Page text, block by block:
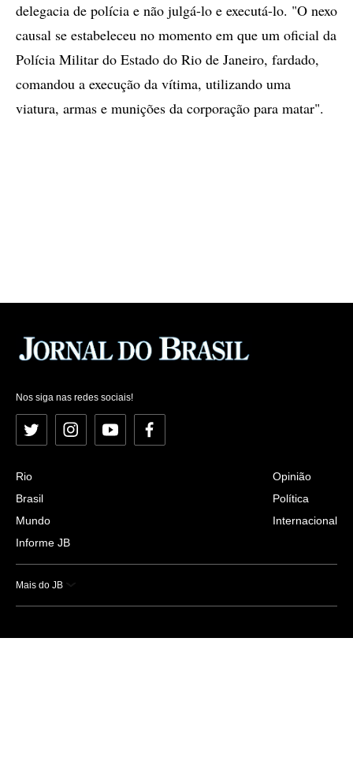
delegacia de polícia e não julgá-lo e executá-lo. "O nexo
causal se estabeleceu no momento em que um oficial da
Polícia Militar do Estado do Rio de Janeiro, fardado,
comandou a execução da vítima, utilizando uma
viatura, armas e munições da corporação para matar".
Nos siga nas redes sociais!
Twitter InstagramYouTubeFacebook
Rio
Brasil
Mundo
Informe JB
Opinião
Política
Internacional
Mais do JB
Esportes